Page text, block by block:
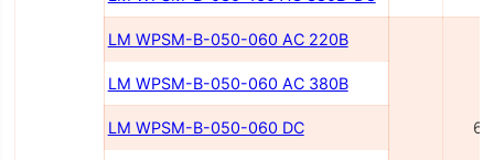
LM WPSM-B-050-060 AC 220B
LM WPSM-B-050-060 AC 380B
LM WPSM-B-050-060 DC